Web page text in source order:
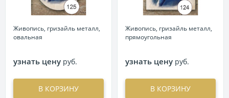
Живопись, гризайль металл,
овальная
узнать цену руб.
В КОРЗИНУ
Живопись, гризайль металл,
прямоугольная
узнать цену руб.
В КОРЗИНУ